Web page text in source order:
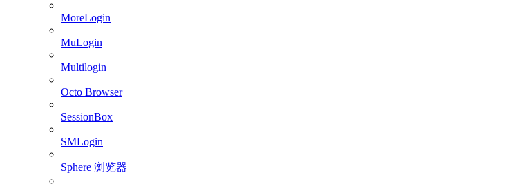
MoreLogin
MuLogin
Multilogin
Octo Browser
SessionBox
SMLogin
Sphere 浏览器